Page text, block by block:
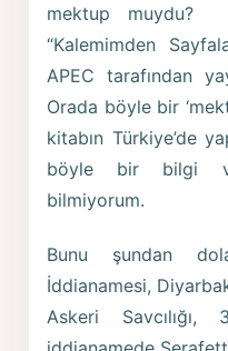
mektup muydu?
“Kalemimden
APEC tarafından
Orada böyle bir
kitabın Türkiye’de
böyle bir bilgi
bilmiyorum.
Bunu şundan
İddianamesi,
Askeri